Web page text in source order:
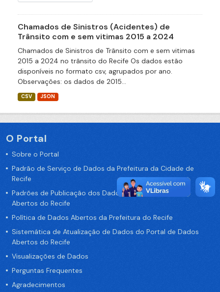
Chamados de Sinistros (Acidentes) de
Trânsito com e sem vitimas 2015 a 2024
Chamados de Sinistros de Trânsito com e sem vitimas
2015 a 2024 no trânsito do Recife Os dados estão
disponíveis no formato csv, agrupados por ano.
Observações: os dados de 2015...
CSV JSON
O Portal
Sobre o Portal
Padrão de Serviço de Dados da Prefeitura da Cidade de
Recife
Padrões de Publicação dos Dados no Portal de Dados
Abertos do Recife
Política de Dados Abertos da Prefeitura do Recife
Sistemática de Atualização de Dados do Portal de Dados
Abertos do Recife
Visualizações de Dados
Perguntas Frequentes
Agradecimentos